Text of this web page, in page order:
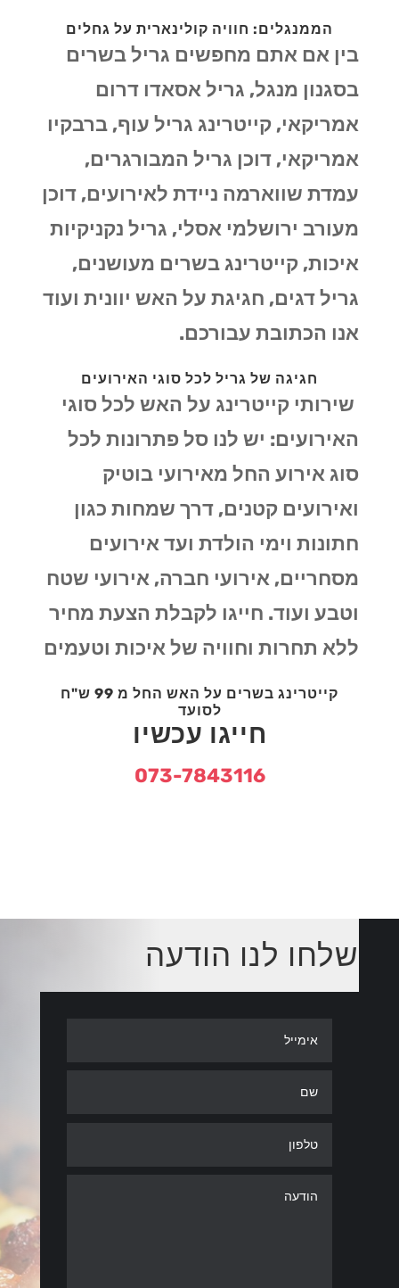
הממנגלים: חוויה קולינארית על גחלים
בין אם אתם מחפשים גריל בשרים
בסגנון מנגל, גריל אסאדו דרום
אמריקאי, קייטרינג גריל עוף, ברבקיו
אמריקאי, דוכן גריל המבורגרים,
עמדת שווארמה ניידת לאירועים, דוכן
מעורב ירושלמי אסלי, גריל נקניקיות
איכות, קייטרינג בשרים מעושנים,
גריל דגים, חגיגת על האש יוונית ועוד
אנו הכתובת עבורכם.
חגיגה של גריל לכל סוגי האירועים
שירותי קייטרינג על האש לכל סוגי
האירועים: יש לנו סל פתרונות לכל
סוג אירוע החל מאירועי בוטיק
ואירועים קטנים, דרך שמחות כגון
חתונות וימי הולדת ועד אירועים
מסחריים, אירועי חברה, אירועי שטח
וטבע ועוד. חייגו לקבלת הצעת מחיר
ללא תחרות וחוויה של איכות וטעמים
קייטרינג בשרים על האש החל מ 99 ש"ח
לסועד
חייגו עכשיו
073-7843116
שלחו לנו הודעה